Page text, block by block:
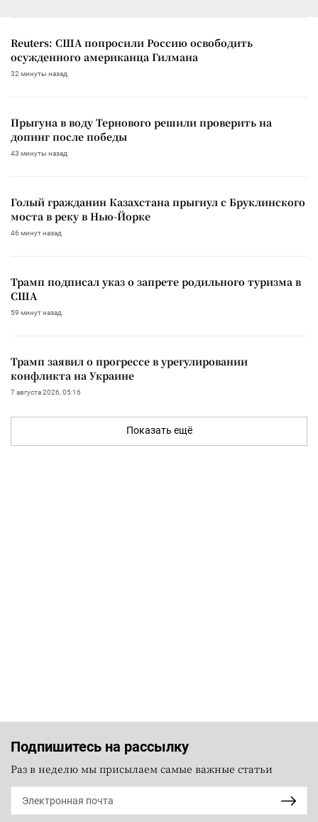
Reuters: США попросили Россию освободить
осужденного американца Гилмана
32 минуты назад
Прыгуна в воду Тернового решили проверить на
допинг после победы
43 минуты назад
Голый гражданин Казахстана прыгнул с Бруклинского
моста в реку в Нью-Йорке
46 минут назад
Трамп подписал указ о запрете родильного туризма в
США
59 минут назад
Трамп заявил о прогрессе в урегулировании
конфликта на Украине
7 августа 2026, 05:16
Показать ещё
Подпишитесь на рассылку
Раз в неделю мы присылаем самые важные статьи